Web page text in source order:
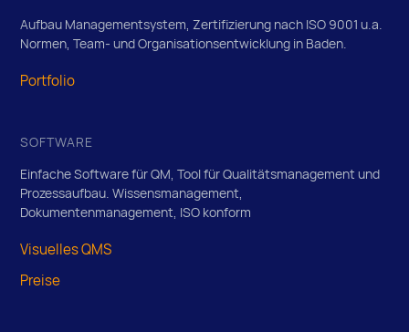
Aufbau Managementsystem, Zertifizierung nach ISO 9001 u.a.
Normen, Team- und Organisationsentwicklung in Baden.
Portfolio
SOFTWARE
Einfache Software für QM, Tool für Qualitätsmanagement und
Prozessaufbau. Wissensmanagement,
Dokumentenmanagement, ISO konform
Visuelles QMS
Preise